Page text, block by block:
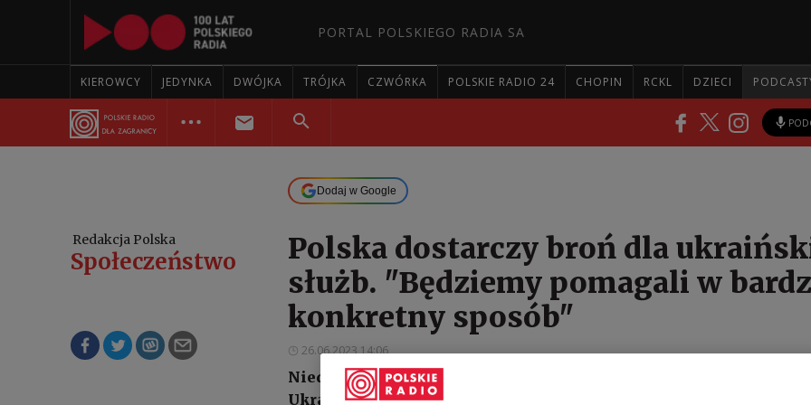
PORTAL POLSKIEGO RADIA SA
KIEROWCY JEDYNKA DWÓJKA TRÓJKA CZWÓRKA POLSKIE RADIO 24 CHOPIN RCKL DZIECI
Dodaj w Google
Redakcja Polska
Społeczeństwo
Polska dostarczy broń dla
służb. "Będziemy pomagali w
konkretny sposób"
26.06.2023 14:06
Niedługo rozpoczynamy dostawy broni dla służb podległych MSW
Ukrainy, które walczą na froncie z Rosją - poinformował szef